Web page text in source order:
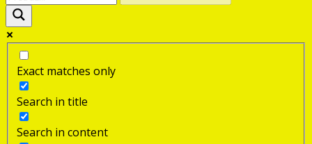
Exact matches only
Search in title
Search in content